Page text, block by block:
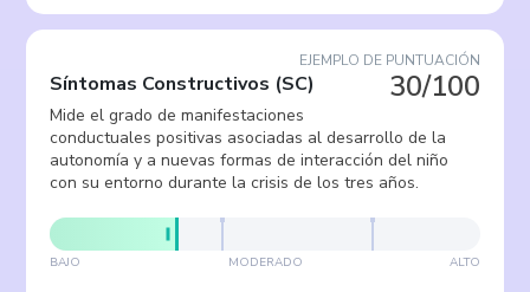
EJEMPLO DE PUNTUACIÓN
30/100
Síntomas Constructivos (SC)
Mide el grado de manifestaciones
conductuales positivas asociadas al desarrollo de la
autonomía y a nuevas formas de interacción del niño
con su entorno durante la crisis de los tres años.
BAJO MODERADO ALTO